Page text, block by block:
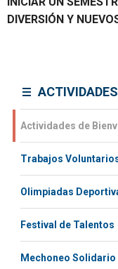
DIVERSIÓN Y
Actividades de
Trabajos
Olimpiadas
Festival de Talentos
Mechoneo Solidario